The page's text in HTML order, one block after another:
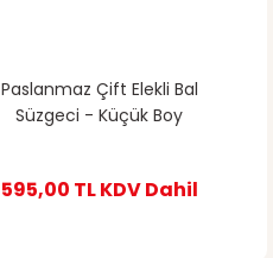
Paslanmaz Çift Elekli Bal
Süzgeci - Küçük Boy
595,00 TLKDV Dahil